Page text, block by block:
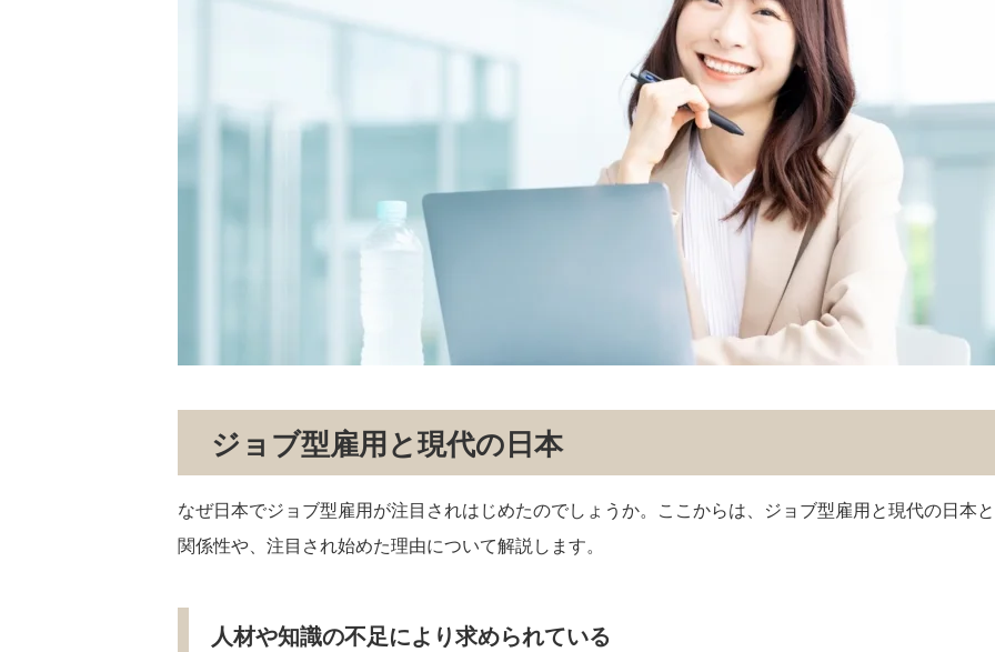
ジョブ型雇用と現代の日本
なぜ日本でジョブ型雇用が注目されはじめたのでしょうか。ここからは、ジョブ型雇用と現代の日本
関係性や、注目され始めた理由について解説します。
人材や知識の不足により求められている